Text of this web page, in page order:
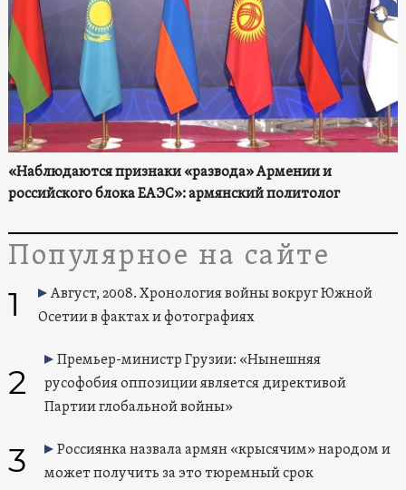
«Наблюдаются признаки «развода» Армении и
российского блока ЕАЭС»: армянский политолог
Популярное на сайте
1
Август, 2008. Хронология войны вокруг Южной
Осетии в фактах и фотографиях
2
Премьер-министр Грузии: «Нынешняя
русофобия оппозиции является директивой
Партии глобальной войны»
3
Россиянка назвала армян «крысячим» народом и
может получить за это тюремный срок